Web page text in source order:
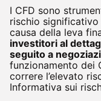
I CFD sono
rischio
causa della leva
investitori al
seguito a
funzionamento dei
correre l’elevato
Informativa sui